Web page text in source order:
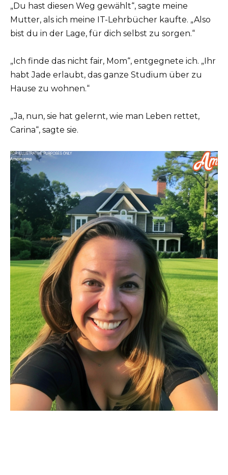
„Du hast diesen Weg gewählt“, sagte meine
Mutter, als ich meine IT-Lehrbücher kaufte. „Also
bist du in der Lage, für dich selbst zu sorgen.“
„Ich finde das nicht fair, Mom“, entgegnete ich. „Ihr
habt Jade erlaubt, das ganze Studium über zu
Hause zu wohnen.“
„Ja, nun, sie hat gelernt, wie man Leben rettet,
Carina“, sagte sie.